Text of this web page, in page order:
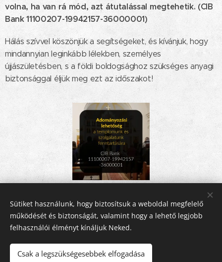
volna, ha van rá mód, azt átutalással megtehetik. (CIB
Bank 11100207-19942157-36000001)
Hálás szívvel köszönjük a segítségeket, és kívánjuk, hogy
mindannyian leginkább lélekben, személyes
újjászületésben, s a földi boldogsághoz szükséges anyagi
biztonsággal éljük meg ezt az időszakot!
Share
Sütiket használunk, hogy biztosítsuk a weboldal megfelelő
működését és biztonságát, valamint hogy a lehető legjobb
felhasználói élményt kínáljuk Neked.
Csak a legszükségesebbek elfogadása